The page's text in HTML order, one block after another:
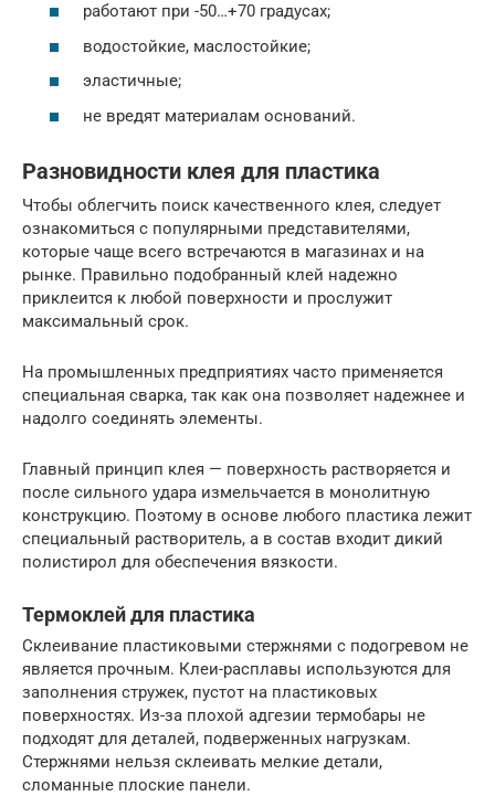
работают при -50…+70 градусах;
водостойкие, маслостойкие;
эластичные;
не вредят материалам оснований.
Разновидности клея для пластика
Чтобы облегчить поиск качественного клея, следует
ознакомиться с популярными представителями,
которые чаще всего встречаются в магазинах и на
рынке. Правильно подобранный клей надежно
приклеится к любой поверхности и прослужит
максимальный срок.
На промышленных предприятиях часто применяется
специальная сварка, так как она позволяет надежнее и
надолго соединять элементы.
Главный принцип клея — поверхность растворяется и
после сильного удара измельчается в монолитную
конструкцию. Поэтому в основе любого пластика лежит
специальный растворитель, а в состав входит дикий
полистирол для обеспечения вязкости.
Термоклей для пластика
Склеивание пластиковыми стержнями с подогревом не
является прочным. Клеи-расплавы используются для
заполнения стружек, пустот на пластиковых
поверхностях. Из-за плохой адгезии термобары не
подходят для деталей, подверженных нагрузкам.
Стержнями нельзя склеивать мелкие детали,
сломанные плоские панели.